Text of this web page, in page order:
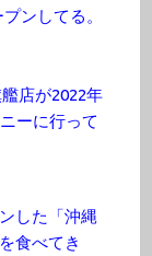
ンしてる。
店が2022年
ーに行って
した「沖縄
食べてき